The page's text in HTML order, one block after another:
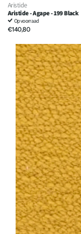
Aristide
Aristide - Agape - 199 Black
Op voorraad
€140,80